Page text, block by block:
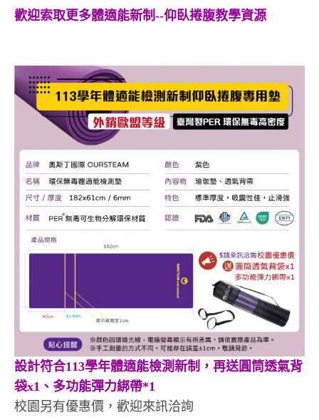
歡迎索取更多體適能新制--仰臥捲腹教學資源
設計符合113學年體適能檢測新制，再送圓筒透氣背
袋x1、多功能彈力綁帶*1
校園另有優惠價，歡迎來訊洽詢